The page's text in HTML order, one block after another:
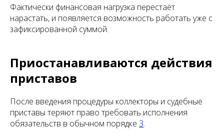
Фактически финансовая нагрузка перестаёт
нарастать, и появляется возможность работать уже с
зафиксированной суммой.
Приостанавливаются действия
приставов
После введения процедуры коллекторы и судебные
приставы теряют право требовать исполнения
обязательств в обычном порядке 3.